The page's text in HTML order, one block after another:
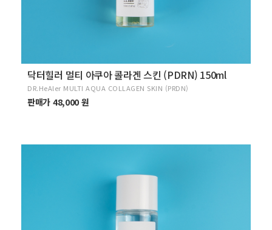
닥터힐러 멀티 아쿠아 콜라겐 스킨 (PDRN) 150ml
DR.HeAler MULTI AQUA COLLAGEN SKIN (PRDN)
판매가 48,000 원